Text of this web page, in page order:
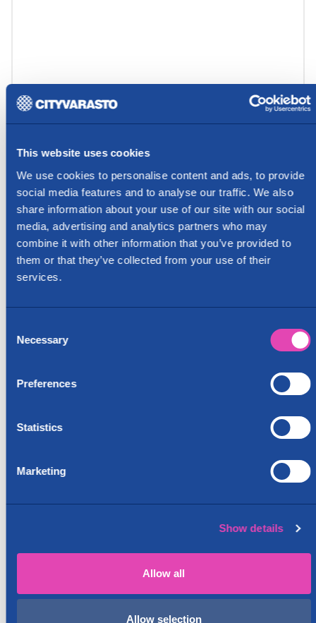
This website uses cookies
We use cookies to personalise content and ads, to provide
social media features and to analyse our traffic. We also
share information about your use of our site with our social
media, advertising and analytics partners who may
combine it with other information that you’ve provided to
them or that they’ve collected from your use of their
services.
Selection
Necessary
Preferences
Statistics
Marketing
Show details
Allow all
Allow selection